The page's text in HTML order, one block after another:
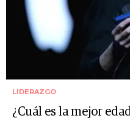
LIDERAZGO
¿Cuál es la mejor